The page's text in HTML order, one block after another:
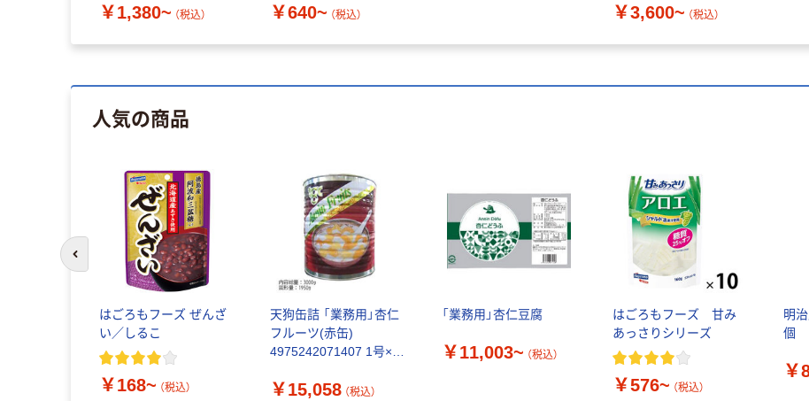
￥1,380~ （税込） ￥640~ （税込） ￥3,600~ （税込）
人気の商品
はごろもフーズ ぜんざ
い／しるこ
￥168~ （税込）
天狗缶詰 「業務用」杏仁
フルーツ(赤缶)
4975242071407 1号×6
￥15,058 （税込）
「業務用」杏仁豆腐
￥11,003~ （税込）
はごろもフーズ 甘み
あっさりシリーズ
￥576~ （税込）
明
個
￥
前のスライドへ